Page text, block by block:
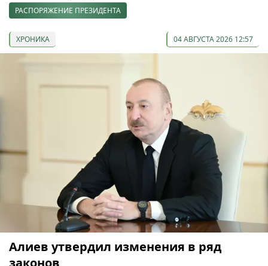
РАСПОРЯЖЕНИЕ ПРЕЗИДЕНТА
ХРОНИКА 04 АВГУСТА 2026 12:57
Алиев утвердил изменения в ряд
законов